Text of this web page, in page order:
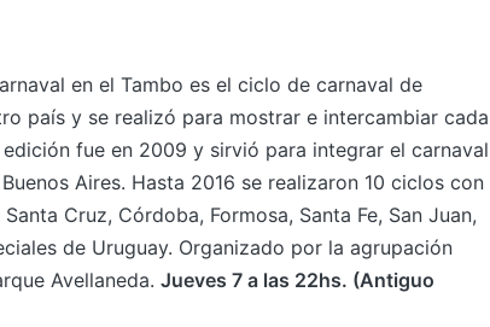
en el Tambo es el ciclo de carnaval de
país y se realizó para mostrar e intercambiar cada
fue en 2009 y sirvió para integrar el carnaval
Aires. Hasta 2016 se realizaron 10 ciclos con
Cruz, Córdoba, Formosa, Santa Fe, San Juan,
de Uruguay. Organizado por la agrupación
Avellaneda. Jueves 7 a las 22hs. (Antiguo